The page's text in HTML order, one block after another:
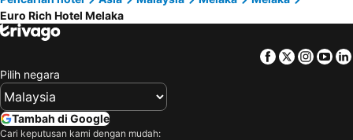
Euro Rich Hotel Melaka
Facebook
Twitter
Pilih negara
Tambah di Google
Cari keputusan kami dengan mudah: